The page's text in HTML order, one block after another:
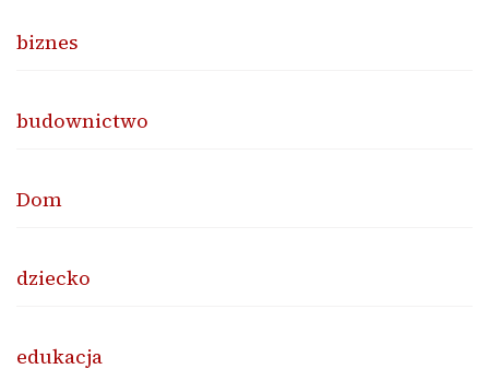
biznes
budownictwo
Dom
dziecko
edukacja